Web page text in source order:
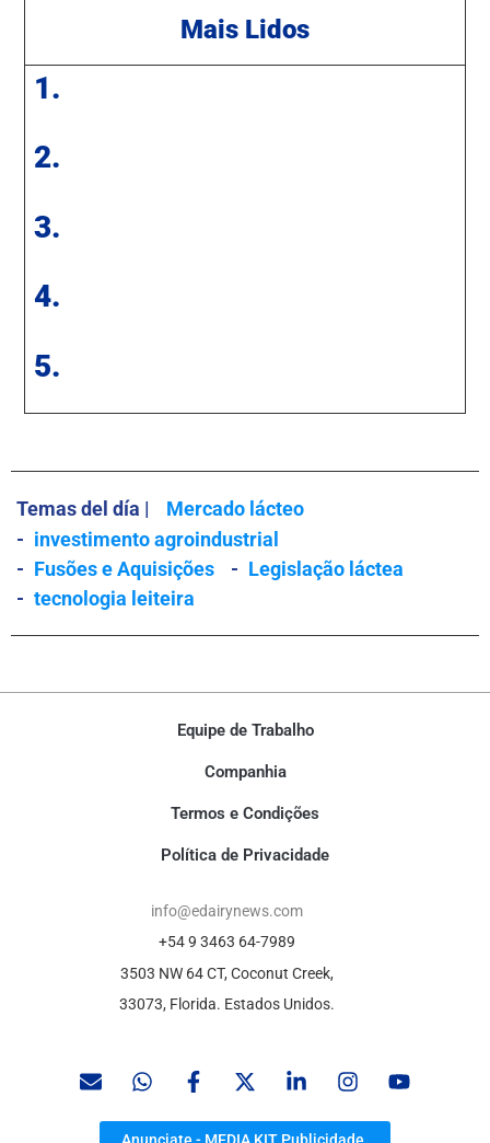
Mais Lidos
1.
2.
3.
4.
5.
Temas del día |
Mercado lácteo
- investimento agroindustrial
- Fusões e Aquisições - Legislação láctea
- tecnologia leiteira
Equipe de Trabalho
Companhia
Termos e Condições
Política de Privacidade
info@edairynews.com
+54 9 3463 64-7989
3503 NW 64 CT, Coconut Creek,
33073, Florida. Estados Unidos.